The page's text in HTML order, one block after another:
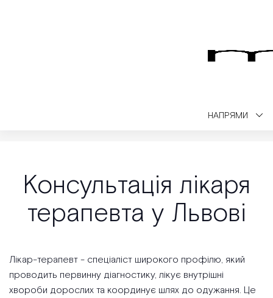
НАПРЯМИ
Консультація лікаря
терапевта у Львові
Лікар-терапевт - спеціаліст широкого профілю, який
проводить первинну діагностику, лікує внутрішні
хвороби дорослих та координує шлях до одужання. Це